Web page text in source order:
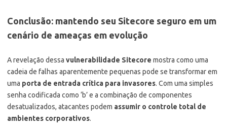
Conclusão: mantendo seu Sitecore seguro em um
cenário de ameaças em evolução
A revelação dessa vulnerabilidade Sitecore mostra como uma
cadeia de falhas aparentemente pequenas pode se transformar em
uma porta de entrada crítica para invasores. Com uma simples
senha codificada como ‘b’ e a combinação de componentes
desatualizados, atacantes podem assumir o controle total de
ambientes corporativos.